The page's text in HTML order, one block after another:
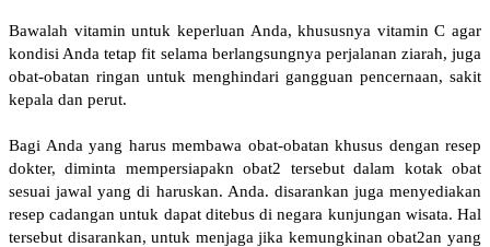
Bawalah vitamin untuk keperluan Anda, khususnya vitamin C agar
kondisi Anda tetap fit selama berlangsungnya perjalanan ziarah, juga
obat-obatan ringan untuk menghindari gangguan pencernaan, sakit
kepala dan perut.
Bagi Anda yang harus membawa obat-obatan khusus dengan resep
dokter, diminta mempersiapakn obat2 tersebut dalam kotak obat
sesuai jawal yang di haruskan. Anda. disarankan juga menyediakan
resep cadangan untuk dapat ditebus di negara kunjungan wisata. Hal
tersebut disarankan, untuk menjaga jika kemungkinan obat2an yang